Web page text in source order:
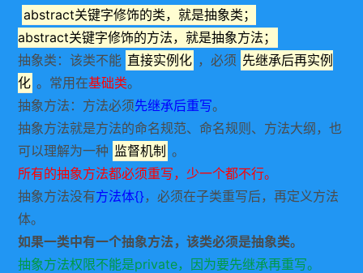
abstract关键字修饰的类，就是抽象类；
abstract关键字修饰的方法，就是抽象方法；
抽象类：该类不能 直接实例化 ，必须 先继承后再实例
化 。常用在基础类。
抽象方法：方法必须先继承后重写。
抽象方法就是方法的命名规范、命名规则、方法大纲，也
可以理解为一种 监督机制 。
所有的抽象方法都必须重写，少一个都不行。
抽象方法没有方法体{}，必须在子类重写后，再定义方法
体。
如果一类中有一个抽象方法，该类必须是抽象类。
抽象方法权限不能是private，因为要先继承再重写。